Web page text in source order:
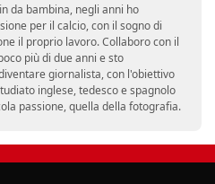
da bambina, negli anni ho
per il calcio, con il sogno di
il proprio lavoro. Collaboro con il
più di due anni e sto
giornalista, con l'obiettivo
inglese, tedesco e spagnolo
passione, quella della fotografia.